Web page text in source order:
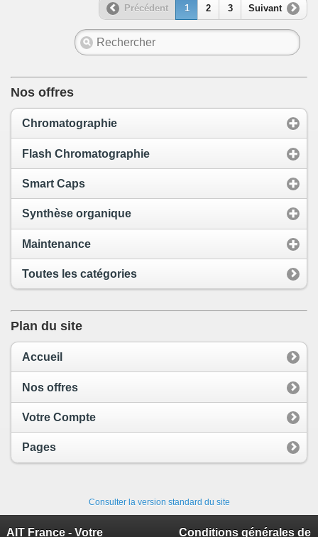
Précédent 1 2 3 Suivant
Nos offres
Chromatographie
Flash Chromatographie
Smart Caps
Synthèse organique
Maintenance
Toutes les catégories
Plan du site
Accueil
Nos offres
Votre Compte
Pages
Consulter la version standard du site
AIT France - Votre Conditions générales de